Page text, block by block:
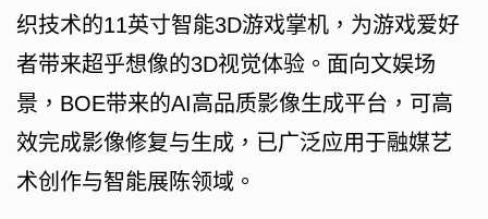
织技术的11英寸智能3D游戏掌机，为游戏爱好
者带来超乎想像的3D视觉体验。面向文娱场
景，BOE带来的AI高品质影像生成平台，可高
效完成影像修复与生成，已广泛应用于融媒艺
术创作与智能展陈领域。